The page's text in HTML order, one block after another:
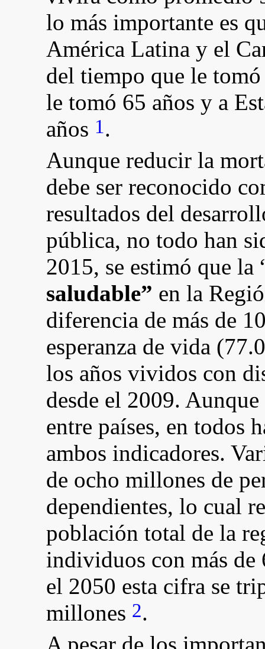
lo más importante es
América Latina y el
del tiempo que le
le tomó 65 años y a
años 1.
Aunque reducir la
debe ser reconocido
resultados del
pública, no todo han
2015, se estimó que la
saludable” en la
diferencia de más de
esperanza de vida
los años vividos con
desde el 2009.
entre países, en todos
ambos indicadores.
de ocho millones de
dependientes, lo cual
población total de la
individuos con más de
el 2050 esta cifra se
millones 2.